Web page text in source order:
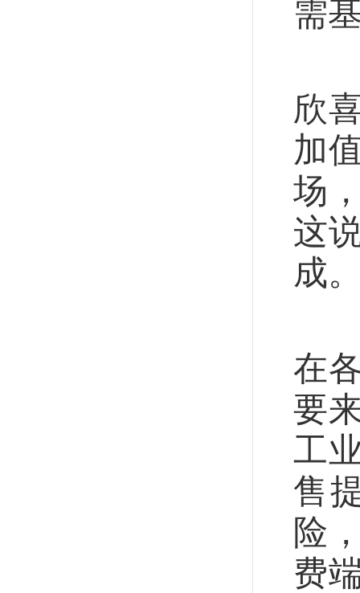
需
欣
加
场
这
成
在
要
工
售
险
费